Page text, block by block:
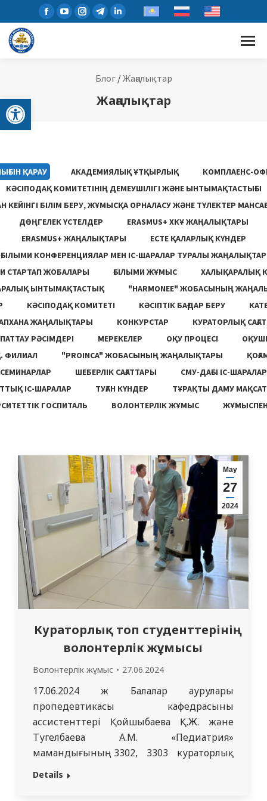
Open toolbar
Блог/Жаңалықтар
Жаңалықтар
ҚАРАУ АКАДЕМИЯЛЫҚ ҰТҚЫРЛЫҚ
КОМПЛАЕНС-
КӘСІПОДАҚ КОМИТЕТІНІҢ ДЕМЕУШІЛІГІ ЖӘНЕ ЫНТЫМАҚТАСТЫҒЫ
КЕЙІНГІ БІЛІМ БЕРУ, ЖҰМЫСҚА ОРНАЛАСУ ЖƏНЕ ТҮЛЕКТЕР
ДӨҢГЕЛЕК ҮСТЕЛДЕР
ERASMUS+ ХКҰ ЖАҢАЛЫҚТАРЫ
ERASMUS+ ЖАҢАЛЫҚТАРЫ
ЕСТЕ ҚАЛАРЛЫҚ КҮНДЕР
ҒЫЛЫМИ КОНФЕРЕНЦИЯЛАР МЕН ІС-ШАРАЛАР ТУРАЛЫ ЖАҢАЛЫҚТАР
СТАРТАП ЖОБАЛАРЫ
ҒЫЛЫМИ ЖҰМЫС
ХАЛЫҚАРАЛЫҚ
ЫНТЫМАҚТАСТЫҚ
"HARMONEE" ЖОБАСЫНЫҢ
КӘСІПОДАҚ КОМИТЕТІ КӘСІПТІК БАҒДАР БЕРУ
ЖАҢАЛЫҚТАРЫ
КОНКУРСТАР
КУРАТОРЛЫҚ
РӘСІМДЕРІ
МЕРЕКЕЛЕР ОҚУ ПРОЦЕСІ
ФИЛИАЛ
"PROINCA" ЖОБАСЫНЫҢ ЖАҢАЛЫҚТАРЫ
СЕМИНАРЛАР
ШЕБЕРЛІК САҒАТТАРЫ
СМУ-ДАҒЫ ІС-ШАРАЛАР
ІС-ШАРАЛАР
ТУҒАН КҮНДЕР
ТҰРАҚТЫ ДАМУ
ГОСПИТАЛЬ
ВОЛОНТЕРЛІК ЖҰМЫС
Мау
27
2024
Кураторлық топ студенттерінің
волонтерлік жұмысы
Волонтерлік жұмыс 27.06.2024
17.06.2024 ж Балалар аурулары
пропедевтикасы кафедрасының
ассистенттері Қойшыбаева Қ.Ж. және
Тугелбаева А.М. «Педиатрия»
мамандығының 3302, 3303 кураторлық
топтарымен бірге өскелең ұрпақтың
Details